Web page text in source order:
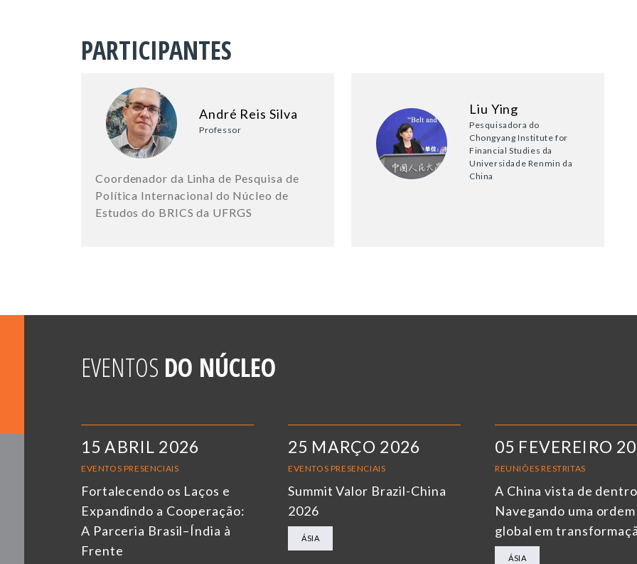
PARTICIPANTES
André Reis Silva
Professor
Coordenador da Linha de Pesquisa de
Política Internacional do Núcleo de
Estudos do BRICS da UFRGS
Liu Ying
Pesquisadora do
Chongyang Institute for
Financial Studies da
Universidade Renmin da
China
EVENTOS DO NÚCLEO
15 ABRIL 2026
EVENTOS PRESENCIAIS
Fortalecendo os Laços e
Expandindo a Cooperação:
A Parceria Brasil–Índia à
Frente
25 MARÇO 2026
EVENTOS PRESENCIAIS
Summit Valor Brazil-China
2026
ÁSIA
05 FEVEREIRO
REUNIÕES RESTRITAS
A China vista de
Navegando uma ordem
global em
ÁSIA